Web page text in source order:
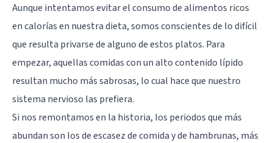
Aunque intentamos evitar el consumo de alimentos ricos
en calorías en nuestra dieta, somos conscientes de lo difícil
que resulta privarse de alguno de estos platos. Para
empezar, aquellas comidas con un alto contenido lípido
resultan mucho más sabrosas, lo cual hace que nuestro
sistema nervioso las prefiera.
Si nos remontamos en la historia, los periodos que más
abundan son los de escasez de comida y de hambrunas, más